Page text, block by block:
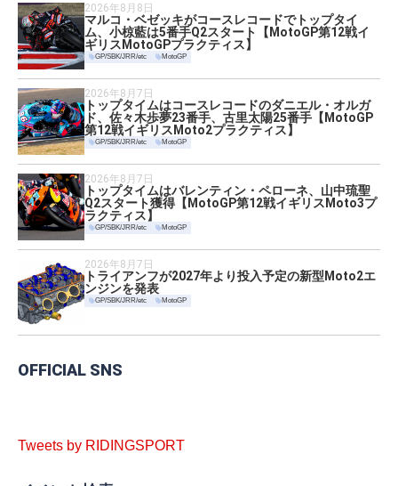
2026年8月8日
マルコ・ベゼッキがコースレコードでトップタイ
ム、小椋藍は5番手Q2スタート【MotoGP第12戦イ
ギリスMotoGPプラクティス】
GP/SBK/JRR/etc MotoGP
2026年8月7日
トップタイムはコースレコードのダニエル・オルガ
ド、佐々木歩夢23番手、古里太陽25番手【MotoGP
第12戦イギリスMoto2プラクティス】
GP/SBK/JRR/etc MotoGP
2026年8月7日
トップタイムはバレンティン・ペローネ、山中琉聖
Q2スタート獲得【MotoGP第12戦イギリスMoto3プ
ラクティス】
GP/SBK/JRR/etc MotoGP
2026年8月7日
トライアンフが2027年より投入予定の新型Moto2エ
ンジンを発表
GP/SBK/JRR/etc MotoGP
OFFICIAL SNS
Tweets by RIDINGSPORT